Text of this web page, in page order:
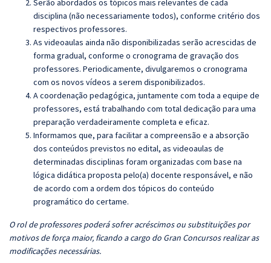
Serão abordados os tópicos mais relevantes de cada
disciplina (não necessariamente todos), conforme critério dos
respectivos professores.
As videoaulas ainda não disponibilizadas serão acrescidas de
forma gradual, conforme o cronograma de gravação dos
professores. Periodicamente, divulgaremos o cronograma
com os novos vídeos a serem disponibilizados.
A coordenação pedagógica, juntamente com toda a equipe de
professores, está trabalhando com total dedicação para uma
preparação verdadeiramente completa e eficaz.
Informamos que, para facilitar a compreensão e a absorção
dos conteúdos previstos no edital, as videoaulas de
determinadas disciplinas foram organizadas com base na
lógica didática proposta pelo(a) docente responsável, e não
de acordo com a ordem dos tópicos do conteúdo
programático do certame.
O rol de professores poderá sofrer acréscimos ou substituições por
motivos de força maior, ficando a cargo do Gran Concursos realizar as
modificações necessárias.